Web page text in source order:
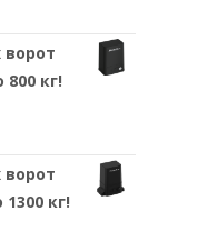
800 кг!
кг!